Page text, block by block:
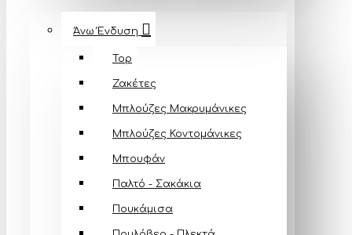
Άνω Ένδυση
Top
Ζακέτες
Μπλούζες Mακρυμάνικες
Μπλούζες Κοντομάνικες
Μπουφάν
Παλτό - Σακάκια
Πουκάμισα